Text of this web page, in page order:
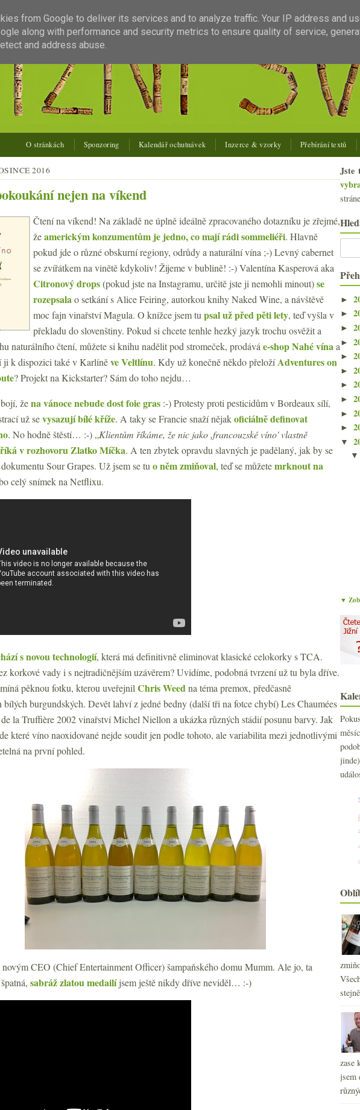
O stránkách Sponzoring Kalendář ochutnávek Inzerce & vzorky Přebírání textů
2016
nejen na víkend
Čtení na víkend! Na základě ne úplně ideálně zpracovaného dotazníku je zřejmé,
žeamerickým konzumentům je jedno, co mají rádi sommeliéři. Hlavně
pokud jde o různé obskurní regiony, odrůdy a naturální vína ;-) Levný cabernet
se zvířátkem na vinětě kdykoliv! Žijeme v bublině! :-) Valentína Kasperová aka
Citronový drops(pokud jste na Instagramu, určitě jste ji nemohli minout)se
rozepsalao setkání s Alice Feiring, autorkou knihy Naked Wine, a návštěvě
moc fajn vinařství Magula. O knížce jsem tu psal už před pěti lety, teď vyšla v
překladu do slovenštiny. Pokud si chcete tenhle hezký jazyk trochu osvěžit a
naturálního čtení, můžete si knihu nadělit pod stromeček, prodává e-shop Nahé vínaa
ji k dispozici také v Karlíněve Veltlínu. Kdy už konečně někdo přeložíAdventures on
? Projekt na Kickstarter? Sám do toho nejdu…
žena vánoce nebude dost foie gras :-) Protesty proti pesticidům v Bordeaux sílí,
už sevysazují bílé kříže. A taky se Francie snaží nějakoficiálně definovat
. No hodně štěstí… :-) „Klientům říkáme, že nic jako ,francouzské víno' vlastně
říká v rozhovoru Zlatko Míčka. A ten zbytek opravdu slavných je padělaný, jak by se
Sour Grapes. Už jsem se tu o něm zmiňoval, teď se můžetemrknout na
celý snímek na Netflixu.
s novou technologií, která má definitivně eliminovat klasické celokorky s TCA.
korkové vady i s nejtradičnějším uzávěrem? Uvidíme, podobná tvrzení už tu byla dříve.
pěknou fotku, kterou uveřejnil Chris Weedna téma premox, předčasně
bílých burgundských. Devět lahví z jedné bedny (další tři na fotce chybí) Les Chaumées
la Truffière 2002 vinařství Michel Niellon a ukázka různých stádií posunu barvy. Jak
které víno naoxidované nejde soudit jen podle tohoto, ale variabilita mezi jednotlivými
na první pohled.
CEO (Chief Entertainment Officer) šampaňského domu Mumm. Ale jo, ta
sabráž zlatou medailíjsem ještě nikdy dříve neviděl… :-)
Jste
►
►
►
►
►
►
►
►
►
►
▼
►
►
►
►
►
▼
zase
jsem
from Google to deliver its services and to analyze traffic. Your IP address and
along with performance and security metrics to ensure quality of service,
and address abuse.